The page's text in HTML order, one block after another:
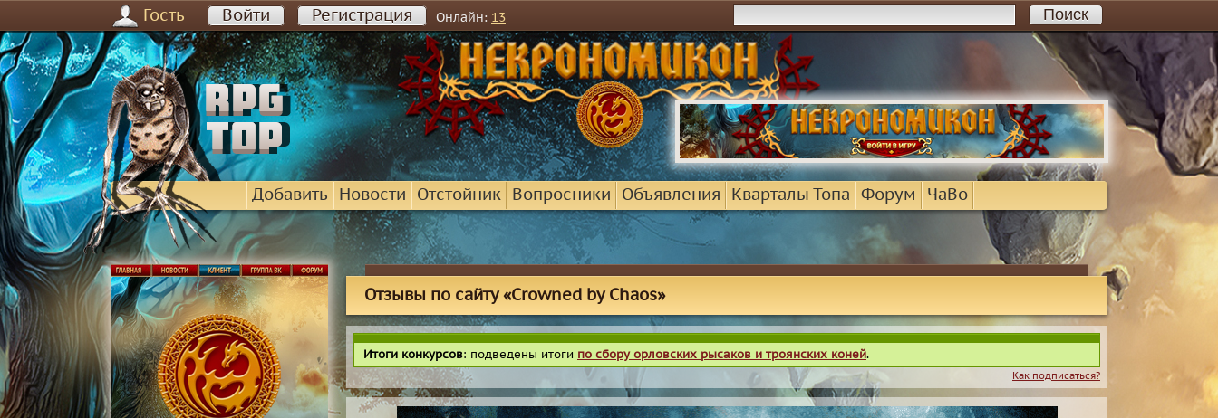
Гость Войти Регистрация Онлайн: 13
Добавить Новости Отстойник Вопросники Объявления Кварталы Топа Форум ЧаВо
Отзывы по сайту «Crowned by Chaos»
Итоги конкурсов: подведены итоги по сбору орловских рысаков и троянских коней.
Как подписаться?